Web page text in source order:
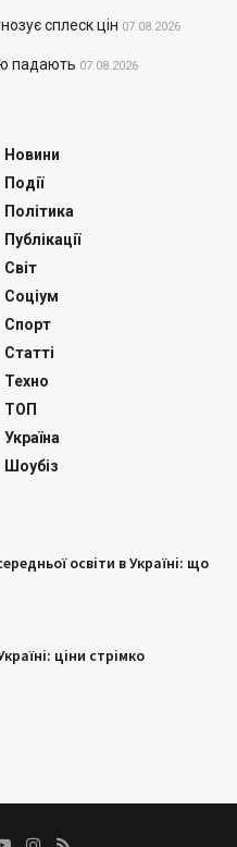
сплеск цін 07.08.2026
падають 07.08.2026
Новини
Події
Політика
Публікації
Світ
Соціум
Спорт
Статті
Техно
ТОП
Україна
Шоубіз
освіти в Україні: що
ціни стрімко